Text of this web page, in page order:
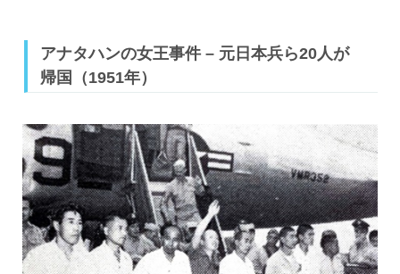
アナタハンの女王事件 – 元日本兵ら20人が
帰国（1951年）